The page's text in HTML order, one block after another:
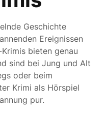
Geschichte
Ereignissen
bieten genau
sind bei Jung und Alt
oder beim
Krimi als Hörspiel
pur.